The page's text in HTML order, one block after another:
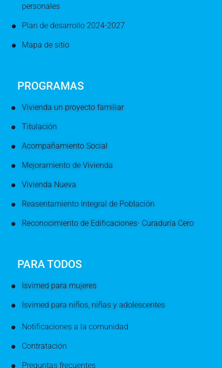
personales
Plan de desarrollo 2024-2027
Mapa de sitio
PROGRAMAS
Vivienda un proyecto familiar
Titulación
Acompañamiento Social
Mejoramiento de Vivienda
Vivienda Nueva
Reasentamiento Integral de Población
Reconocimiento de Edificaciones- Curaduría Cero
PARA TODOS
Isvimed para mujeres
Isvimed para niños, niñas y adolescentes
Notificaciones a la comunidad
Contratación
Preguntas frecuentes